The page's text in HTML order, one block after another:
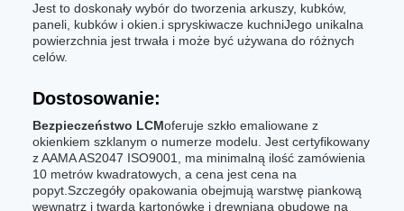
Jest to doskonały wybór do tworzenia arkuszy, kubków,
paneli, kubków i okien.i spryskiwacze kuchniJego unikalna
powierzchnia jest trwała i może być używana do różnych
celów.
Dostosowanie:
Bezpieczeństwo LCMoferuje szkło emaliowane z
okienkiem szklanym o numerze modelu. Jest certyfikowany
z AAMA AS2047 ISO9001, ma minimalną ilość zamówienia
10 metrów kwadratowych, a cena jest cena na
popyt.Szczegóły opakowania obejmują warstwę piankową
wewnątrz i twardą kartonówkę i drewnianą obudowę na